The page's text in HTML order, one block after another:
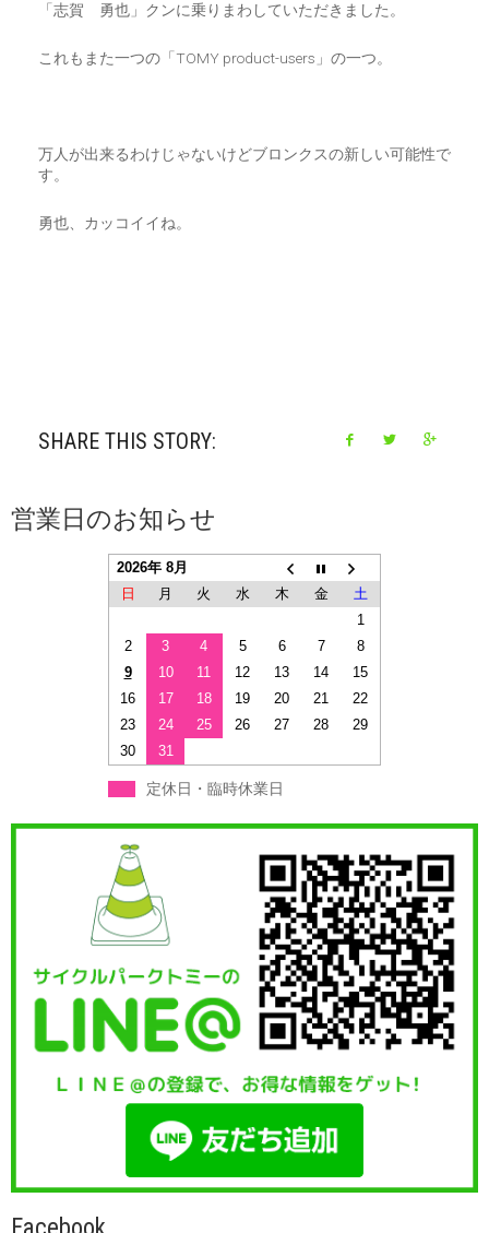
「志賀 勇也」クンに乗りまわしていただきました。
これもまた一つの「TOMY product-users」の一つ。
万人が出来るわけじゃないけどブロンクスの新しい可能性で
す。
勇也、カッコイイね。
SHARE THIS STORY:
営業日のお知らせ
2026年 8月
日
月 火 水 木 金
土
1
2
3 4 5 6 7
8
9
10 11 12 13 14
15
16
17 18 19 20 21
22
23
24 25 26 27 28
29
30
31
定休日・臨時休業日